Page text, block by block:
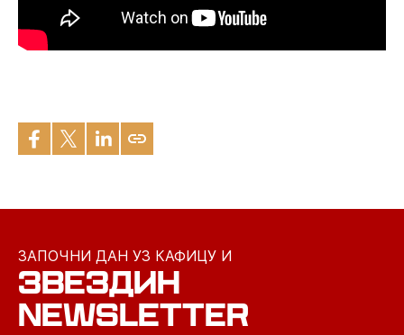
ЗАПОЧНИ ДАН УЗ КАФИЦУ И
ЗВЕЗДИН
NEWSLETTER